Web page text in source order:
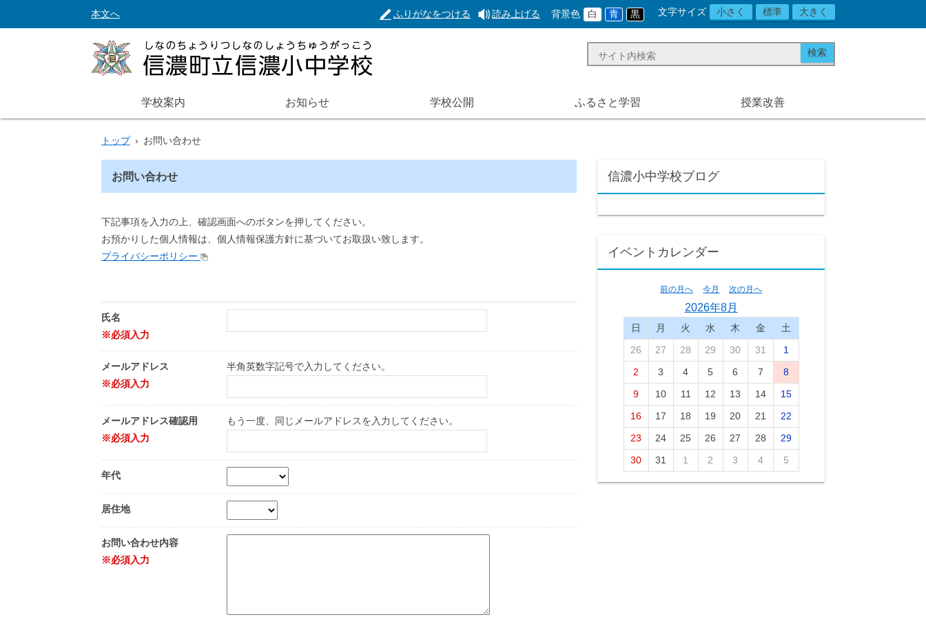
本文へ 文字サイズ 小さく 標準 大きく
背景色 白 青 黒
読み上げる
ふりがなをつける
学校案内 お知らせ 学校公開 ふるさと学習 授業改善
トップ › お問い合わせ
お問い合わせ
下記事項を入力の上、確認画面へのボタンを押してください。
お預かりした個人情報は、個人情報保護方針に基づいてお取扱い致します。
プライバシーポリシー
氏名
※必須入力
メールアドレス
※必須入力
半角英数字記号で入力してください。
メールアドレス確認用
※必須入力
もう一度、同じメールアドレスを入力してください。
年代
居住地
お問い合わせ内容
※必須入力
信濃小中学校ブログ
イベントカレンダー
前の月へ 今月 次の月へ
2026年8月
日 月 火 水 木 金
土
26
27 28 29 30 31
1
2
3 4 5 6 7
8
9
10 11 12 13 14
15
16
17 18 19 20 21
22
23
24 25 26 27 28
29
30
31 1 2 3 4 5